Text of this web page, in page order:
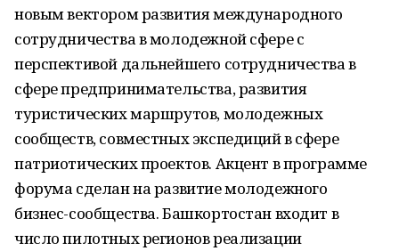
новым вектором развития международного
сотрудничества в молодежной сфере с
перспективой дальнейшего сотрудничества в
сфере предпринимательства, развития
туристических маршрутов, молодежных
сообществ, совместных экспедиций в сфере
патриотических проектов. Акцент в программе
форума сделан на развитие молодежного
бизнес-сообщества. Башкортостан входит в
число пилотных регионов реализации